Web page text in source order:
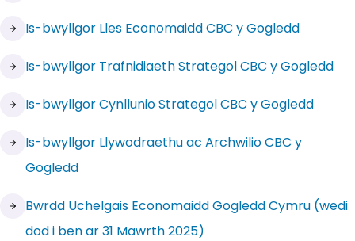
Is-bwyllgor Lles Economaidd CBC y Gogledd
(yn agor mewn tab newydd)
Is-bwyllgor Trafnidiaeth Strategol CBC y Gogledd
(yn agor mewn tab newydd)
Is-bwyllgor Cynllunio Strategol CBC y Gogledd
(yn agor mewn tab newydd)
Is-bwyllgor Llywodraethu ac Archwilio CBC y
Gogledd
(yn agor mewn tab newydd)
Bwrdd Uchelgais Economaidd Gogledd Cymru (wedi
dod i ben ar 31 Mawrth 2025)
(yn agor mewn tab newydd)